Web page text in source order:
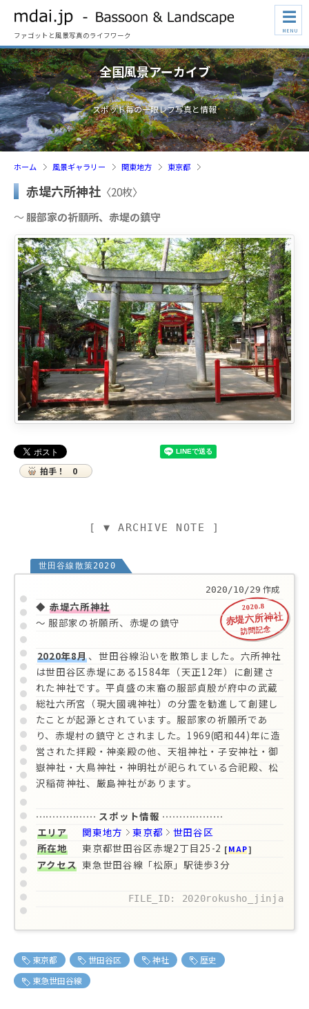
ファゴットと風景写真のライフワーク
☰
MENU
全国風景アーカイブ
スポット毎の一眼レフ写真と情報
ホーム 風景ギャラリー 関東地方 東京都
赤堤六所神社〈20枚〉
～ 服部家の祈願所、赤堤の鎮守
拍手！ 0
[ ▼ ARCHIVE NOTE ]
世田谷線散策2020
2020.8
赤堤六所神社
訪問記念
2020/10/29 作成
◆ 赤堤六所神社
～ 服部家の祈願所、赤堤の鎮守
2020年8月、世田谷線沿いを散策しました。六所神社
は世田谷区赤堤にある1584年（天正12年）に創建さ
れた神社です。平貞盛の末裔の服部貞殷が府中の武蔵
総社六所宮（現大國魂神社）の分霊を勧進して創建し
たことが起源とされています。服部家の祈願所であ
り、赤堤村の鎮守とされました。1969(昭和44)年に造
営された拝殿・神楽殿の他、天祖神社・子安神社・御
嶽神社・大鳥神社・神明社が祀られている合祀殿、松
沢稲荷神社、厳島神社があります。
……………… スポット情報 ………………
エリア
関東地方 東京都
世田谷区
所在地
東京都世田谷区赤堤2丁目25-2 [MAP]
アクセス 東急世田谷線「松原」駅徒歩3分
FILE_ID: 2020rokusho_jinja
東京都 世田谷区 神社
歴史
東急世田谷線